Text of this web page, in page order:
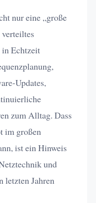
nur eine „große
in Echtzeit
Updates,
zum Alltag. Dass
im großen
ist ein Hinweis
und
letzten Jahren